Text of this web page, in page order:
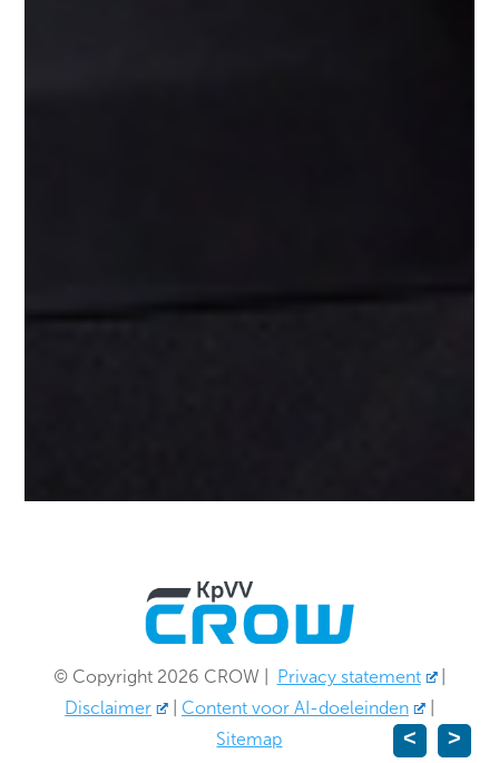
© Copyright 2026 CROW Privacy statement
|
Disclaimer
| Content voor AI-doeleinden
|
Sitemap